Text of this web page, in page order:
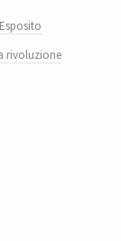
rivoluzione